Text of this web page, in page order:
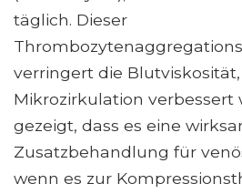
täglich. Dieser
verringert die
Mikrozirkulation verbessert
gezeigt, dass es eine
Zusatzbehandlung für
wenn es zur